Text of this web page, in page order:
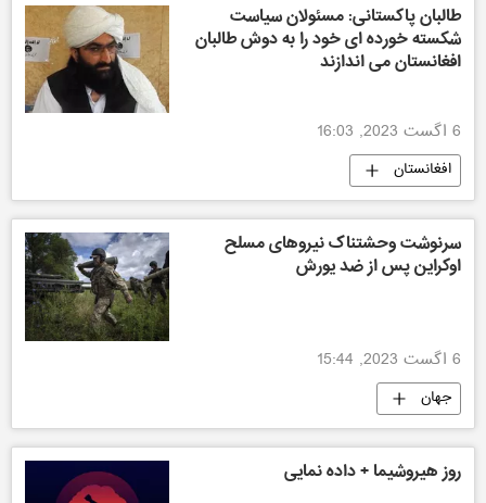
طالبان پاکستانی: مسئولان سیاست
شکسته خورده ای خود را به دوش طالبان
افغانستان می اندازند
6 اگست 2023, 16:03
افغانستان
سرنوشت وحشتناک نیروهای مسلح
اوکراین پس از ضد یورش
6 اگست 2023, 15:44
جهان
روز هیروشیما + داده نمایی